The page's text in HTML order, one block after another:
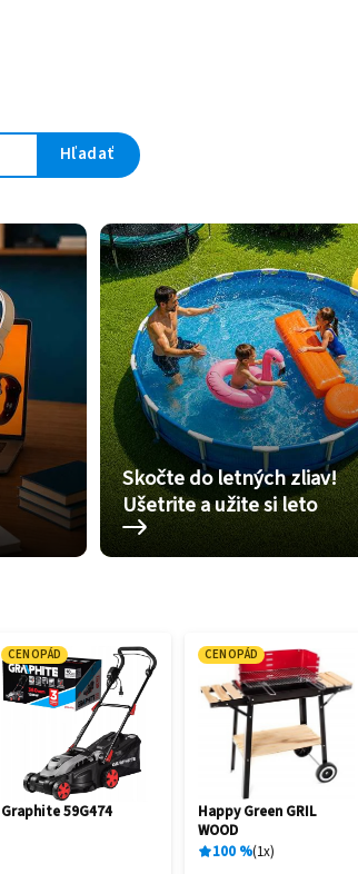
Hľadať
Skočte do letných zliav!
Ušetrite a užite si leto
CENOPÁD
Graphite 59G474
CENOPÁD
Happy Green GRIL
WOOD
100 % 1x